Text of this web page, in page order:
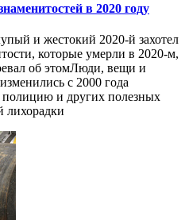
в 2020 году
и жестокий 2020-й захотел
которые умерли в 2020-м,
об этомЛюди, вещи и
с 2000 года
полицию и других полезных
лихорадки